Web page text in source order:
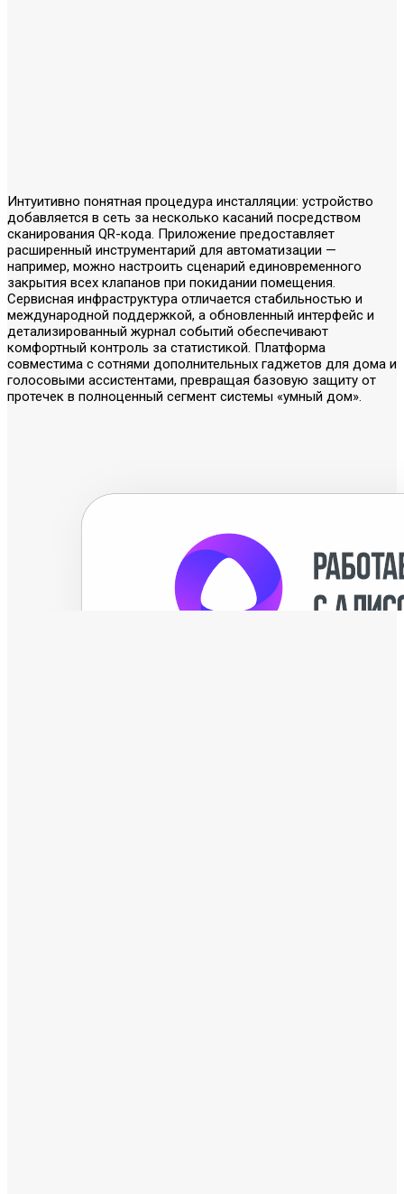
Интуитивно понятная процедура инсталляции: устройство
добавляется в сеть за несколько касаний посредством
сканирования QR-кода. Приложение предоставляет
расширенный инструментарий для автоматизации —
например, можно настроить сценарий единовременного
закрытия всех клапанов при покидании помещения.
Сервисная инфраструктура отличается стабильностью и
международной поддержкой, а обновленный интерфейс и
детализированный журнал событий обеспечивают
комфортный контроль за статистикой. Платформа
совместима с сотнями дополнительных гаджетов для дома и
голосовыми ассистентами, превращая базовую защиту от
протечек в полноценный сегмент системы «умный дом».